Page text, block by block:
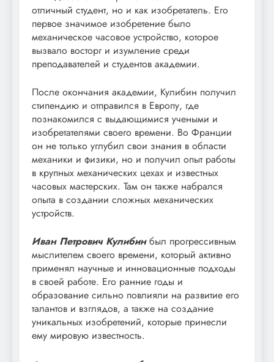
отличный студент, но и как изобретатель. Его
первое значимое изобретение было
механическое часовое устройство, которое
вызвало восторг и изумление среди
преподавателей и студентов академии.
После окончания академии, Кулибин получил
стипендию и отправился в Европу, где
познакомился с выдающимися учеными и
изобретателями своего времени. Во Франции
он не только углубил свои знания в области
механики и физики, но и получил опыт работы
в крупных механических цехах и известных
часовых мастерских. Там он также набрался
опыта в создании сложных механических
устройств.
Иван Петрович Кулибинбыл прогрессивным
мыслителем своего времени, который активно
применял научные и инновационные подходы
в своей работе. Его ранние годы и
образование сильно повлияли на развитие его
талантов и взглядов, а также на создание
уникальных изобретений, которые принесли
ему мировую известность.